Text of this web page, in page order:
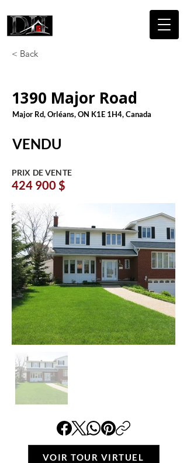
< Back
1390 Major Road
Major Rd, Orléans, ON K1E 1H4, Canada
VENDU
PRIX DE VENTE
424 900 $
VOIR TOUR VIRTUEL